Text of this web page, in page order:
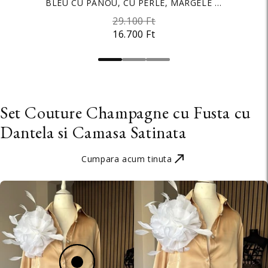
BLEU CU PANOU, CU PERLE, MARGELE SI
16.700 Ft
29.100 Ft
BLUE
2.300 Ft
2.800 Ft
1.000 Ft
Set Couture Champagne cu Fusta cu
Dantela si Camasa Satinata
Cumpara acum tinuta